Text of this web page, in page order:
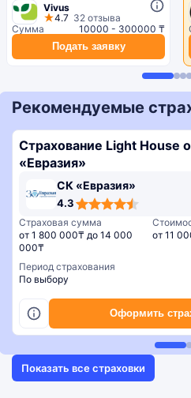
Vivus
4.7 32 отзыва
Сумма
10000 - 300000 ₸
Подать заявку
Рекомендуемые
Страхование Light House
«Евразия»
СК «Евразия»
4.3
Страховая сумма
от 1 800 000₸ до 14 000
000₸
от 11
Период страхования
По выбору
Оформить
Показать все страховки